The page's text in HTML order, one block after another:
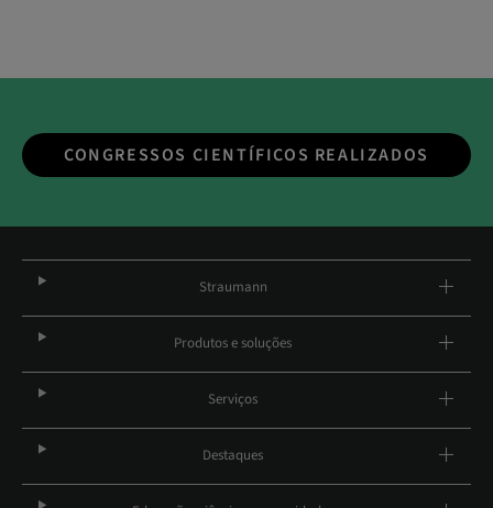
CONGRESSOS CIENTÍFICOS REALIZADOS
Straumann
Produtos e soluções
Serviços
Destaques